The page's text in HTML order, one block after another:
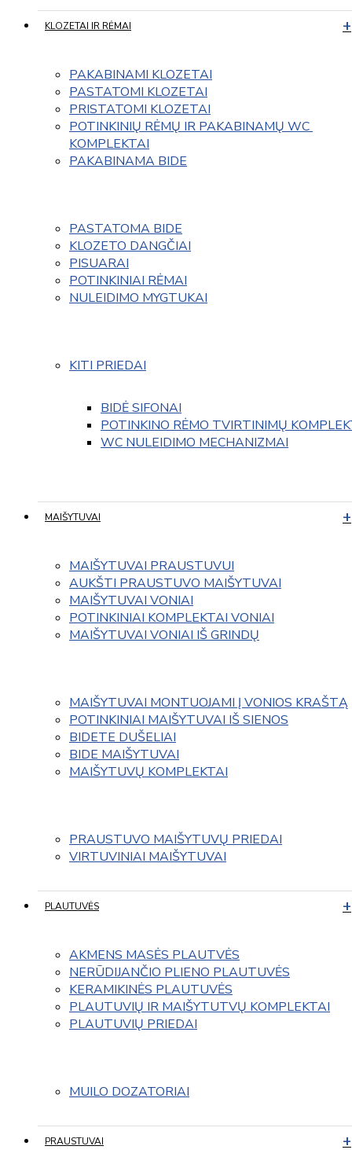
KLOZETAI IR RĖMAI
PAKABINAMI KLOZETAI
PASTATOMI KLOZETAI
PRISTATOMI KLOZETAI
POTINKINIŲ RĖMŲ IR PAKABINAMŲ WC
KOMPLEKTAI
PAKABINAMA BIDE
PASTATOMA BIDE
KLOZETO DANGČIAI
PISUARAI
POTINKINIAI RĖMAI
NULEIDIMO MYGTUKAI
KITI PRIEDAI
BIDĖ SIFONAI
POTINKINO RĖMO TVIRTINIMŲ
WC NULEIDIMO MECHANIZMAI
MAIŠYTUVAI
MAIŠYTUVAI PRAUSTUVUI
AUKŠTI PRAUSTUVO MAIŠYTUVAI
MAIŠYTUVAI VONIAI
POTINKINIAI KOMPLEKTAI VONIAI
MAIŠYTUVAI VONIAI IŠ GRINDŲ
MAIŠYTUVAI MONTUOJAMI Į VONIOS KRAŠTĄ
POTINKINIAI MAIŠYTUVAI IŠ SIENOS
BIDETE DUŠELIAI
BIDE MAIŠYTUVAI
MAIŠYTUVŲ KOMPLEKTAI
PRAUSTUVO MAIŠYTUVŲ PRIEDAI
VIRTUVINIAI MAIŠYTUVAI
PLAUTUVĖS
AKMENS MASĖS PLAUTVĖS
NERŪDIJANČIO PLIENO PLAUTUVĖS
KERAMIKINĖS PLAUTUVĖS
PLAUTUVIŲ IR MAIŠYTUTVŲ KOMPLEKTAI
PLAUTUVIŲ PRIEDAI
MUILO DOZATORIAI
PRAUSTUVAI